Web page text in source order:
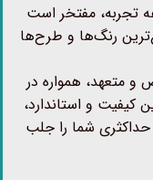
تجربه، مفتخر است
رنگ‌ها و طرح‌ها
و متعهد، همواره در
کیفیت و استاندارد،
حداکثری شما را جلب